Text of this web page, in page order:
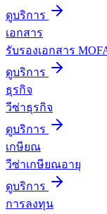
ดูบริการ
เอกสาร
รับรองเอกสาร
ดูบริการ
ธุรกิจ
วีซ่าธุรกิจ
ดูบริการ
เกษียณ
วีซ่าเกษียณอายุ
ดูบริการ
การลงทุน